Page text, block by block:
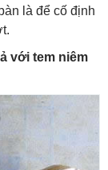
là để cố định
với tem niêm